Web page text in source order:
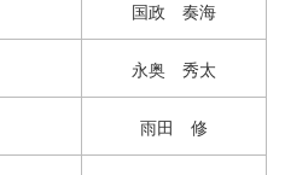
国政 奏海
永奥 秀太
雨田 修